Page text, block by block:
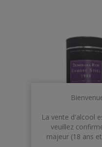
La vente d'alcool
veuillez
majeur (18 ans